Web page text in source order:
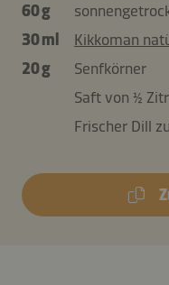
60 g
30 ml
Kikkoman
20 g
Senfkörner
Saft von ½
Frischer Dill